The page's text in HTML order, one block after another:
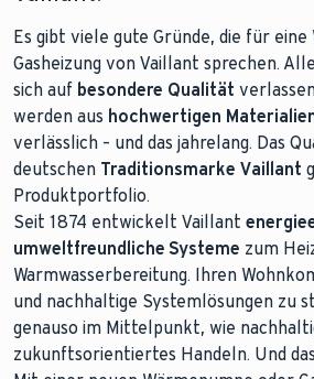
Es gibt viele gute Gründe, die für
Gasheizung von Vaillant sprechen.
sich auf besondere Qualität
werden aus hochwertigen
verlässlich – und das jahrelang. Das
deutschen Traditionsmarke Vaillant
Produktportfolio.
Seit 1874 entwickelt Vaillant
umweltfreundliche Systeme zum
Warmwasserbereitung. Ihren
und nachhaltige Systemlösungen zu
genauso im Mittelpunkt, wie
zukunftsorientiertes Handeln. Und